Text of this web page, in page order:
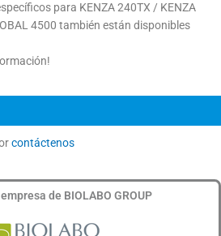
para KENZA 240TX / KENZA
4500 también están disponibles
contáctenos
de BIOLABO GROUP